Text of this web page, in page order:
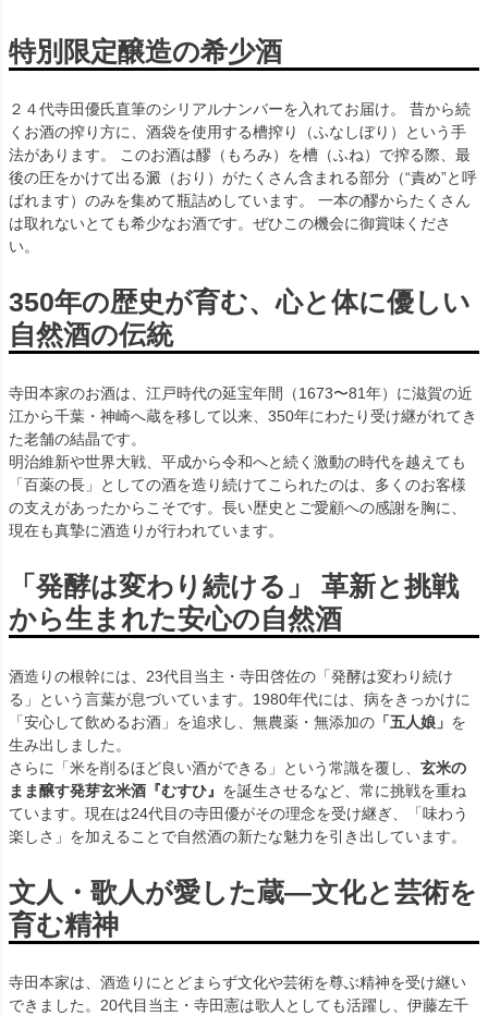
特別限定醸造の希少酒
２４代寺田優氏直筆のシリアルナンバーを入れてお届け。 昔から続
くお酒の搾り方に、酒袋を使用する槽搾り（ふなしぼり）という手
法があります。 このお酒は醪（もろみ）を槽（ふね）で搾る際、最
後の圧をかけて出る澱（おり）がたくさん含まれる部分（“責め”と呼
ばれます）のみを集めて瓶詰めしています。 一本の醪からたくさん
は取れないとても希少なお酒です。ぜひこの機会に御賞味くださ
い。
350年の歴史が育む、心と体に優しい
自然酒の伝統
寺田本家のお酒は、江戸時代の延宝年間（1673〜81年）に滋賀の近
江から千葉・神崎へ蔵を移して以来、350年にわたり受け継がれてき
た老舗の結晶です。
明治維新や世界大戦、平成から令和へと続く激動の時代を越えても
「百薬の長」としての酒を造り続けてこられたのは、多くのお客様
の支えがあったからこそです。長い歴史とご愛顧への感謝を胸に、
現在も真摯に酒造りが行われています。
「発酵は変わり続ける」 革新と挑戦
から生まれた安心の自然酒
酒造りの根幹には、23代目当主・寺田啓佐の「発酵は変わり続け
る」という言葉が息づいています。1980年代には、病をきっかけに
「安心して飲めるお酒」を追求し、無農薬・無添加の 「五人娘」 を
生み出しました。
さらに「米を削るほど良い酒ができる」という常識を覆し、 玄米の
まま醸す発芽玄米酒『むすひ』 を誕生させるなど、常に挑戦を重ね
ています。現在は24代目の寺田優がその理念を受け継ぎ、「味わう
楽しさ」を加えることで自然酒の新たな魅力を引き出しています。
文人・歌人が愛した蔵—文化と芸術を
育む精神
寺田本家は、酒造りにとどまらず文化や芸術を尊ぶ精神を受け継い
できました。20代目当主・寺田憲は歌人としても活躍し、伊藤左千